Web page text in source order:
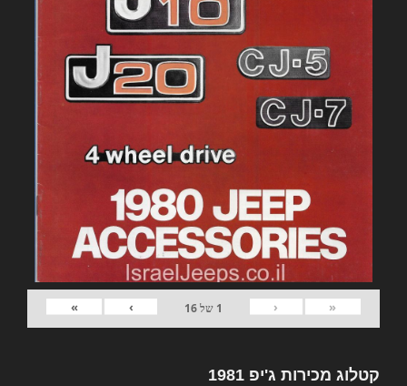
«
‹
1 של16
›
»
קטלוג מכירות ג'יפ 1981